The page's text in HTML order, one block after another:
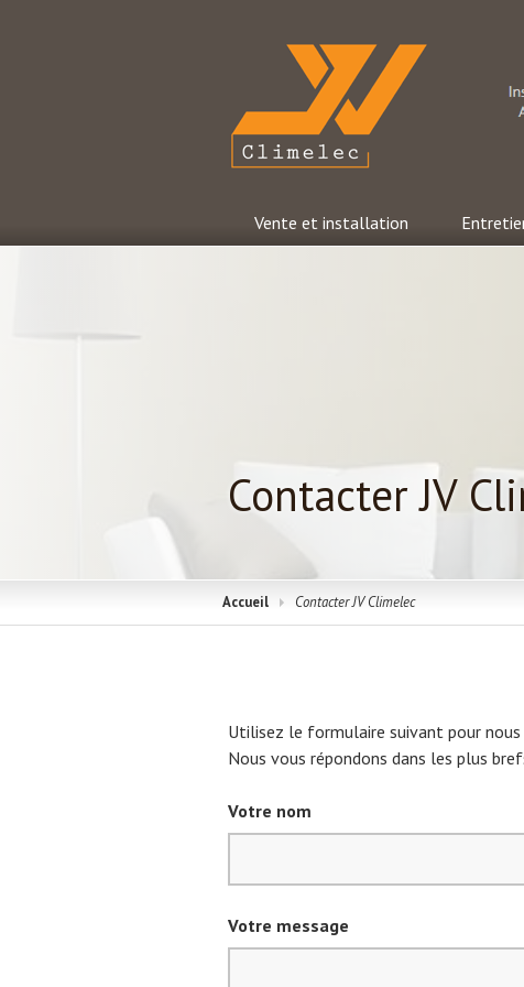
JV Climelec
Vente et installation
Contacter JV
Accueil Contacter JV Climelec
Utilisez le formulaire suivant pour nous
Nous vous répondons dans les plus
Votre nom
Votre message